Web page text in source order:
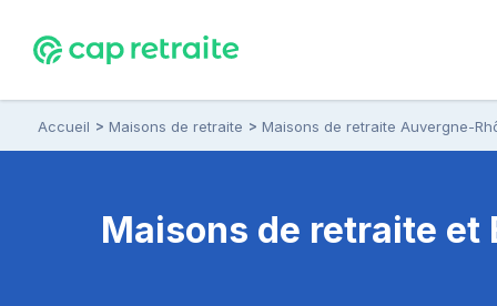
Accueil Maisons de retraite Maisons de retraite Auvergne-
Maisons de retraite et